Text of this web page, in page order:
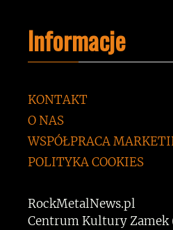
Informacje
KONTAKT
O NAS
WSPÓŁPRACA
POLITYKA COOKIES
RockMetalNews.pl
Centrum Kultury Zamek